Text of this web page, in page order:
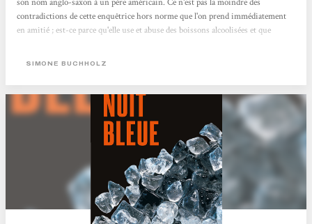
son nom anglo-saxon à un père américain. Ce n'est pas la moindre des
contradictions de cette enquêtrice hors norme que l'on prend immédiatement
en amitié ; est-ce parce qu'elle use et abuse des boissons alcoolisées et que
vraiment la gueule de bois le lendemain matin ?Ou bien encore parce qu'elle
SIMONE BUCHHOLZ